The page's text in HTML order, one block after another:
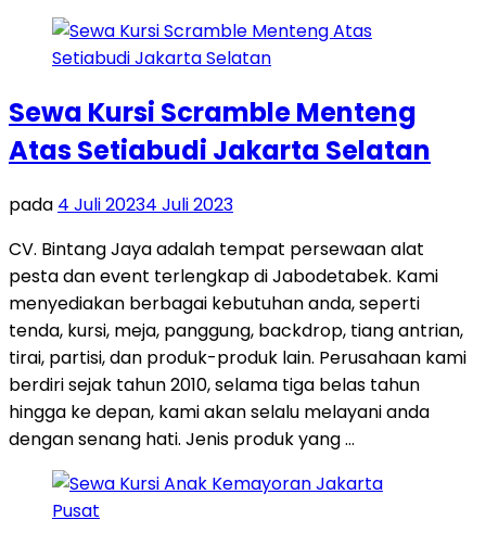
Sewa Kursi Scramble Menteng
Atas Setiabudi Jakarta Selatan
pada 4 Juli 20234 Juli 2023
CV. Bintang Jaya adalah tempat persewaan alat
pesta dan event terlengkap di Jabodetabek. Kami
menyediakan berbagai kebutuhan anda, seperti
tenda, kursi, meja, panggung, backdrop, tiang antrian,
tirai, partisi, dan produk-produk lain. Perusahaan kami
berdiri sejak tahun 2010, selama tiga belas tahun
hingga ke depan, kami akan selalu melayani anda
dengan senang hati. Jenis produk yang …